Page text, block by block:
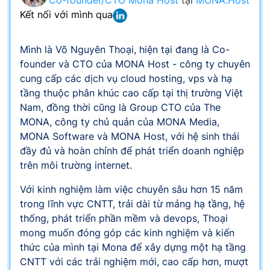
Kết nối với mình qua
Mình là Võ Nguyên Thoại, hiện tại đang là Co-
founder và CTO của MONA Host - công ty chuyên
cung cấp các dịch vụ cloud hosting, vps và hạ
tầng thuộc phân khúc cao cấp tại thị trường Việt
Nam, đồng thời cũng là Group CTO của The
MONA, công ty chủ quản của MONA Media,
MONA Software và MONA Host, với hệ sinh thái
đầy đủ và hoàn chỉnh để phát triển doanh nghiệp
trên môi trường internet.
Với kinh nghiệm làm việc chuyên sâu hơn 15 năm
trong lĩnh vực CNTT, trải dài từ mảng hạ tầng, hệ
thống, phát triển phần mềm và devops, Thoại
mong muốn đóng góp các kinh nghiệm và kiến
thức của mình tại Mona để xây dựng một hạ tầng
CNTT với các trải nghiệm mới, cao cấp hơn, mượt